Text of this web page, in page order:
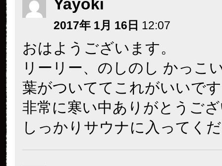
Yayoki
2017年 1月 16日 12:07
おはようございます。
リーリー、のしのし かっこ
葉がついててこれがいいで
非常に寒い中ありがとうご
しっかりサウナに入ってく